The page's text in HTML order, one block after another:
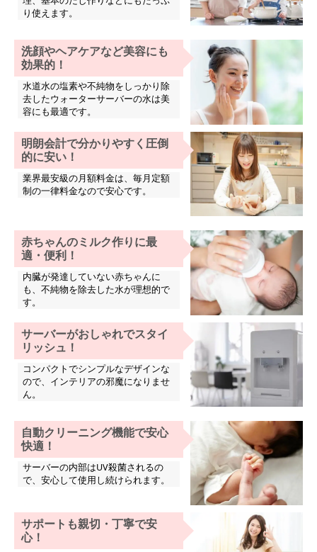
り使えます。
洗顔やヘアケアなど美容にも
効果的！
水道水の塩素や不純物をしっかり除
去したウォーターサーバーの水は美
容にも最適です。
明朗会計で分かりやすく圧倒
的に安い！
業界最安級の月額料金は、毎月定額
制の一律料金なので安心です。
赤ちゃんのミルク作りに最
適・便利！
内臓が発達していない赤ちゃんに
も、不純物を除去した水が理想的で
す。
サーバーがおしゃれでスタイ
リッシュ！
コンパクトでシンプルなデザインな
ので、インテリアの邪魔になりませ
ん。
自動クリーニング機能で安心
快適！
サーバーの内部はUV殺菌されるの
で、安心して使用し続けられます。
サポートも親切・丁寧で安
心！